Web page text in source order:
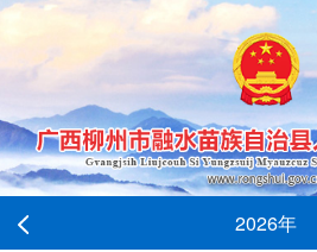
2026年